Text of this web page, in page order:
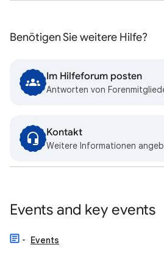
Benötigen Sie weitere Hilfe?
Im Hilfeforum posten
Antworten von
Kontakt
Weitere Informationen
Events and key events
Events